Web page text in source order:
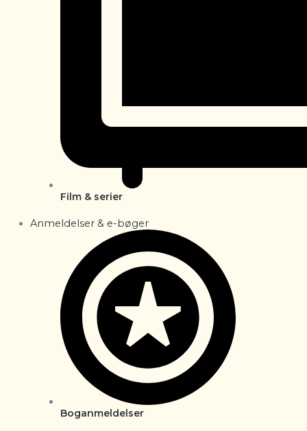
Film & serier
Anmeldelser & e-bøger
Boganmeldelser